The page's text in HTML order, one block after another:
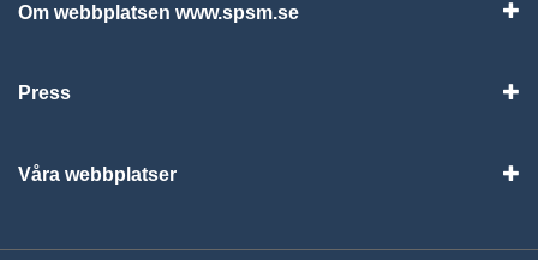
Om webbplatsen www.spsm.se
Press
Våra webbplatser